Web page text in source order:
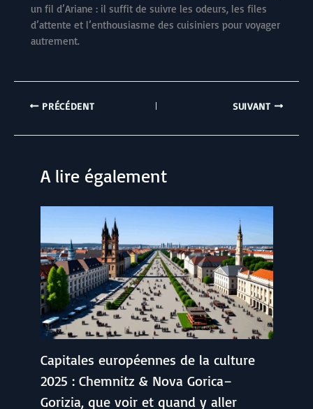
un fil d’Ariane : il suffit de suivre les odeurs, les files
d’attente et l’enthousiasme des cuisiniers pour voyager
autrement.
PRÉCÉDENT SUIVANT
A lire également
Capitales européennes de la culture
2025 : Chemnitz & Nova Gorica–
Gorizia, que voir et quand y aller